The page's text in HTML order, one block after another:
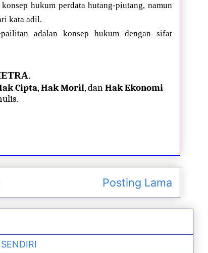
hukum perdata hutang-piutang, namun
kata adil.
adalan konsep hukum dengan sifat
.
Cipta,Hak Moril, danHak Ekonomi
Posting Lama